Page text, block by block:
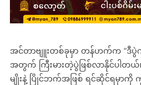
အင်တာဗျူးတစ်ခုမှာ တန်ဟက်က “ဒီပွဲ
အတွက် ကြီးမားတဲ့ပွဲဖြစ်လာနိုင်ပါတယ်
မျိုးနဲ့ ပြိုင်ဘက်အဖြစ် ရင်ဆိုင်ရမှာ